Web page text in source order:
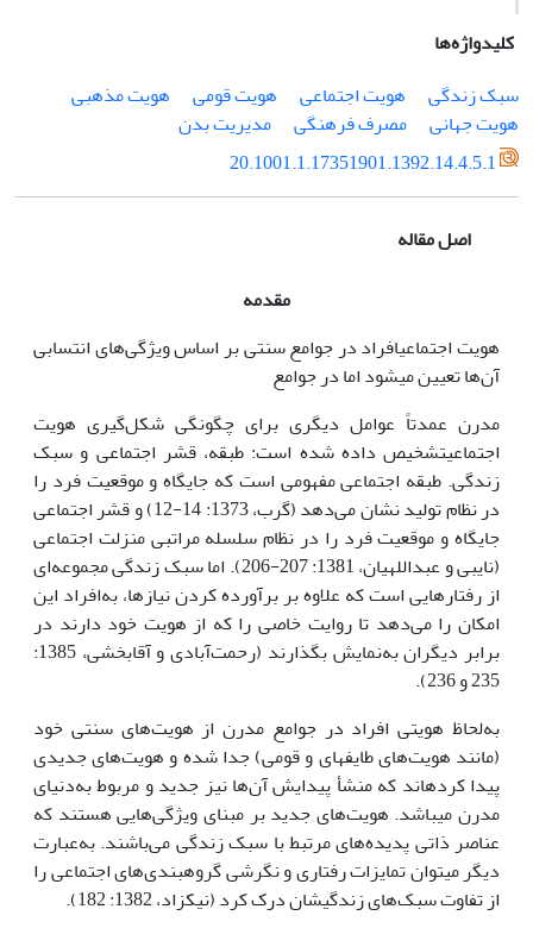
کلیدواژه‌ها
سبک زندگی
هویت اجتماعی هویت قومی
هویت مذهبی
هویت جهانی
مصرف فرهنگی
مدیریت بدن
20.1001.1.17351901.1392.14.4.5.1
اصل مقاله
مقدمه
هویت‌ اجتماعیافراد در جوامع سنتی بر اساس ویژگی‌های انتسابی
آن‌ها تعیین می‏شود اما در جوامع
مدرن عمدتاً عوامل دیگری برای چگونگی شکل‌گیری هویت‌
اجتماعیتشخیص داده‌ شده‌ است: طبقه، قشر اجتماعی و سبک
‌زندگی. طبقه اجتماعی مفهومی ‌است که جایگاه و موقعیت فرد را
در نظام تولید نشان می‌دهد (گرب، 1373: 14-12) و قشر اجتماعی
جایگاه و موقعیت فرد را در نظام سلسله مراتبی منزلت اجتماعی
(نایبی و عبداللهیان، 1381: 207-206). اما سبک ‌زندگی مجموعه‌‏ای
از رفتارهایی است که علاوه بر برآورده کردن نیازها، به‌افراد این
امکان را می‌دهد تا روایت خاصی را که از هویت‌ خود دارند در
برابر دیگران به‌نمایش ‌بگذارند (رحمت‌آبادی و آقابخشی، 1385:
235 و 236).
به‌لحاظ هویتی افراد در جوامع مدرن از هویت‌های سنتی خود
(مانند هویت‌های طایفه‏ای و قومی) جدا شده و هویت‌های جدیدی
پیدا کرده‏اند که منشأ پیدایش آن‌ها نیز جدید و مربوط به‌دنیای
مدرن می‏باشد. هویت‌های جدید بر مبنای ویژگی‌هایی هستند که
عناصر ذاتی پدیده‌های مرتبط با سبک‌ زندگی می‌باشند. به‌عبارت
دیگر می‏توان تمایزات رفتاری و نگرشی گروه‏بندی‌های اجتماعی را
از تفاوت سبک‌های‌ زندگی‏شان درک کرد (نیکزاد، 1382: 182).